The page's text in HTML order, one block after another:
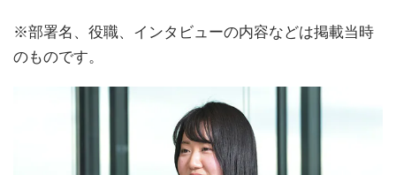
※部署名、役職、インタビューの内容などは掲載当時
のものです。